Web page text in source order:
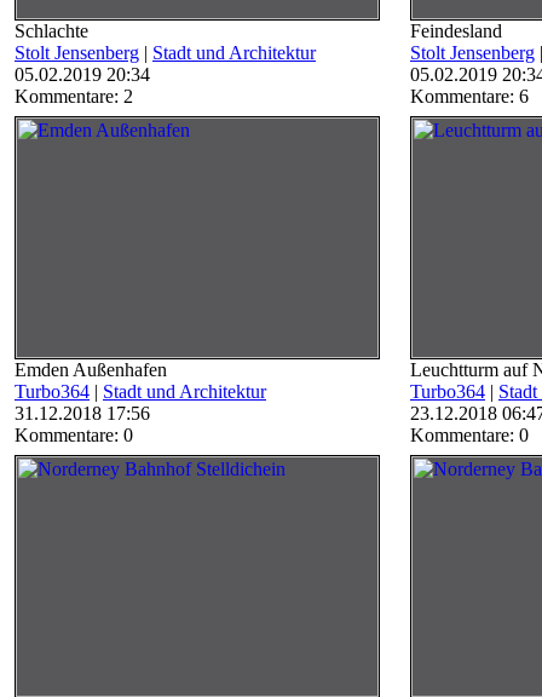
Schlachte
Stolt Jensenberg | Stadt und Architektur
05.02.2019 20:34
Kommentare: 2
Feindesland
Stolt Jensenberg
05.02.2019
Kommentare: 6
Emden Außenhafen
Turbo364 | Stadt und Architektur
31.12.2018 17:56
Kommentare: 0
Leuchtturm auf
Turbo364 |
23.12.2018
Kommentare: 0